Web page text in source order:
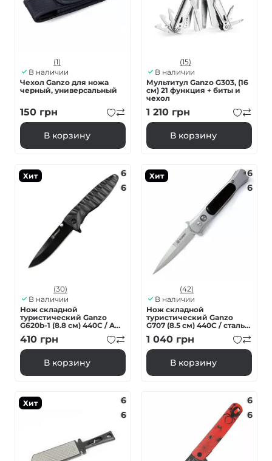
(1)
В наличии
Чехол Ganzo для ножа
черный, универсальный
150 грн
В корзину
(15)
В наличии
Мультитул Ganzo G303, (16
см) 21 функция + биты и
чехол
1 210 грн
В корзину
Хит
6
6
(30)
В наличии
Нож складной
туристический Ganzo
G620b-1 (8.8 см) 440C / ABS
черный
410 грн
В корзину
Хит
6
6
(42)
В наличии
Нож складной
туристический Ganzo
G707 (8.5 см) 440C / сталь с
деревом серый
1 040 грн
В корзину
Хит
6
6
6
6